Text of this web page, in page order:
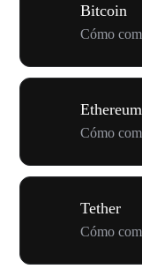
Bitcoin
Cómo
Ethereum
Cómo
Tether
Cómo